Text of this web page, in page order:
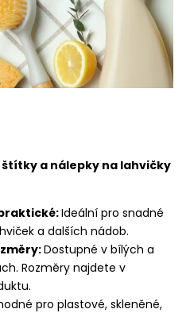
a nálepky na lahvičky
Ideální pro snadné
a dalších nádob.
Dostupné v bílých a
Rozměry najdete v
pro plastové, skleněné,